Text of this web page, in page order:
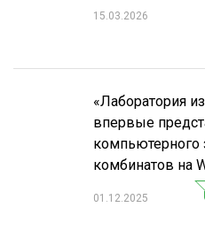
15.03.2026
«Лаборатория
впервые
компьютерного
комбинатов на
01.12.2025